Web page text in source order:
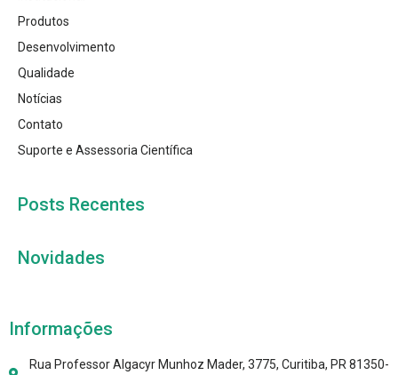
Produtos
Desenvolvimento
Qualidade
Notícias
Contato
Suporte e Assessoria Científica
Posts Recentes
Novidades
Informações
Rua Professor Algacyr Munhoz Mader, 3775, Curitiba, PR 81350-